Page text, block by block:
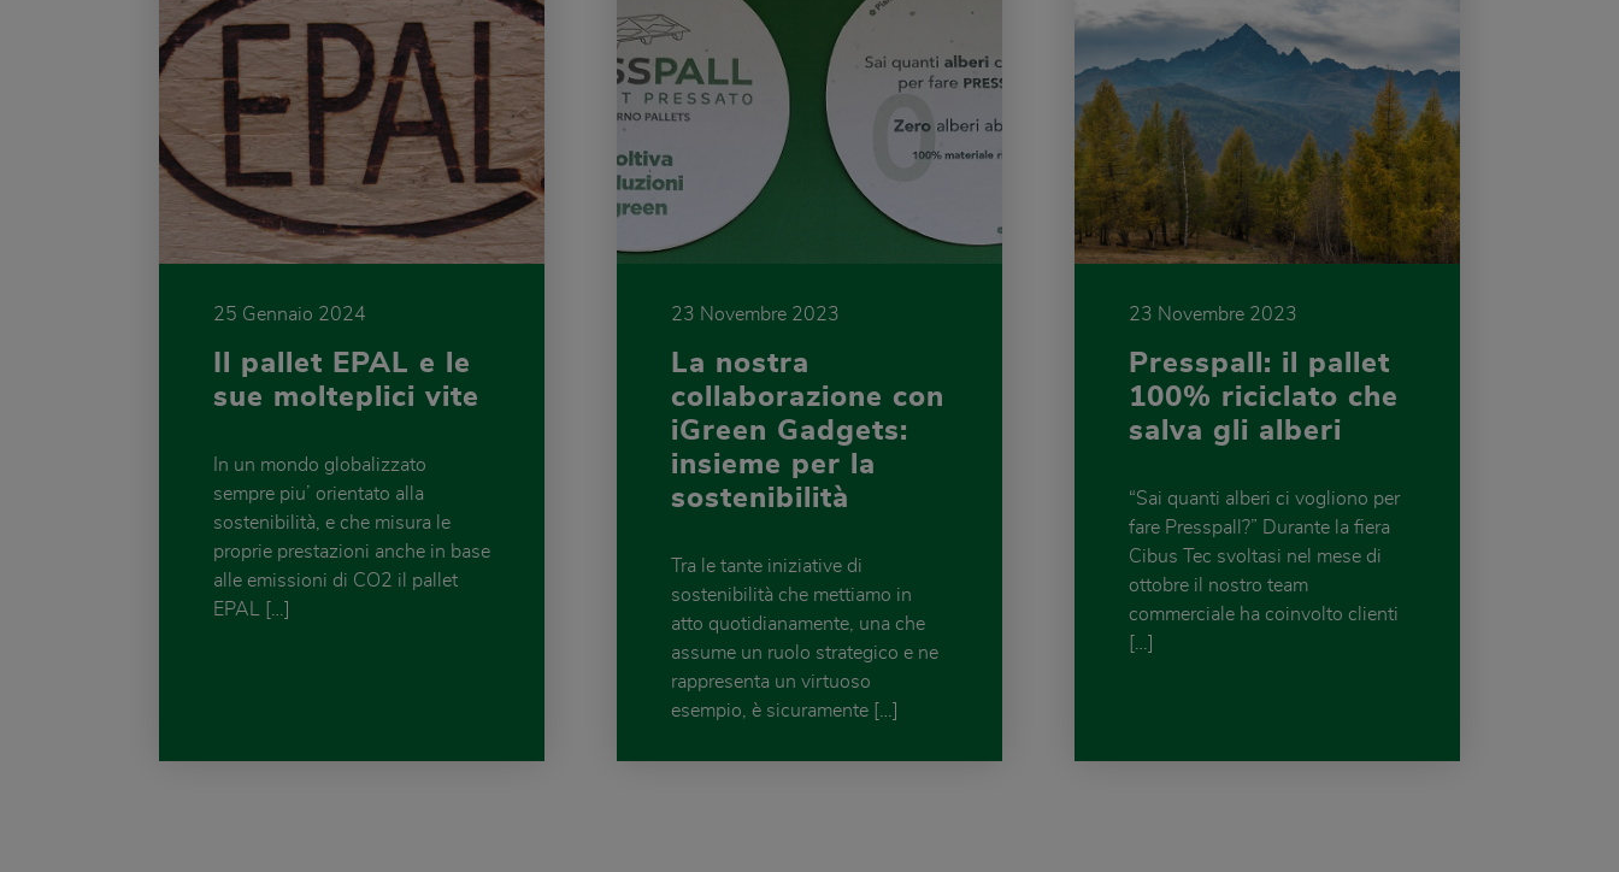
25 Gennaio 2024
Il pallet EPAL e le
sue molteplici vite
In un mondo globalizzato
sempre piu’ orientato alla
sostenibilità, e che misura le
proprie prestazioni anche in base
alle emissioni di CO2 il pallet
EPAL […]
23 Novembre 2023
La nostra
collaborazione con
iGreen Gadgets:
insieme per la
sostenibilità
Tra le tante iniziative di
sostenibilità che mettiamo in
atto quotidianamente, una che
assume un ruolo strategico e ne
rappresenta un virtuoso
esempio, è sicuramente […]
23 Novembre 2023
Presspall: il pallet
100% riciclato che
salva gli alberi
“Sai quanti alberi ci vogliono per
fare Presspall?” Durante la fiera
Cibus Tec svoltasi nel mese di
ottobre il nostro team
commerciale ha coinvolto clienti